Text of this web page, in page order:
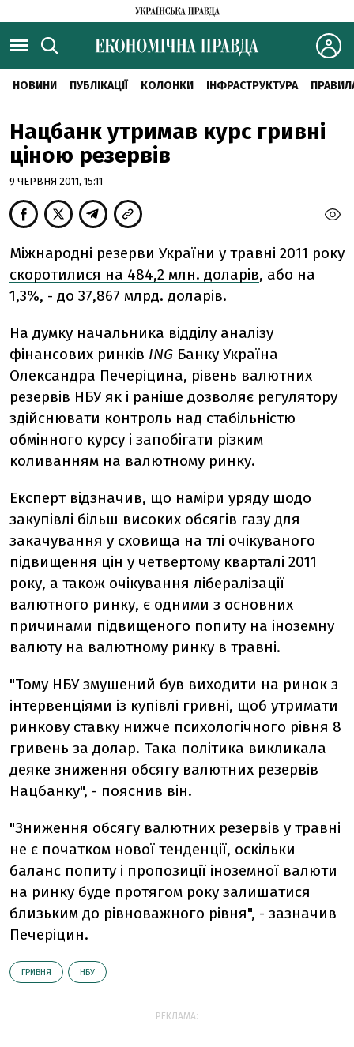
НОВИНИ ПУБЛІКАЦІЇ КОЛОНКИ ІНФРАСТРУКТУРА
Нацбанк утримав курс гривні
ціною резервів
9 ЧЕРВНЯ 2011, 15:11
Міжнародні резерви України у травні 2011 року
скоротилися на 484,2 млн. доларів, або на
1,3%, - до 37,867 млрд. доларів.
На думку начальника відділу аналізу
фінансових ринків ING Банку Україна
Олександра Печеріцина, рівень валютних
резервів НБУ як і раніше дозволяє регулятору
здійснювати контроль над стабільністю
обмінного курсу і запобігати різким
коливанням на валютному ринку.
Експерт відзначив, що наміри уряду щодо
закупівлі більш високих обсягів газу для
закачування у сховища на тлі очікуваного
підвищення цін у четвертому кварталі 2011
року, а також очікування лібералізації
валютного ринку, є одними з основних
причинами підвищеного попиту на іноземну
валюту на валютному ринку в травні.
"Тому НБУ змушений був виходити на ринок з
інтервенціями із купівлі гривні, щоб утримати
ринкову ставку нижче психологічного рівня 8
гривень за долар. Така політика викликала
деяке зниження обсягу валютних резервів
Нацбанку", - пояснив він.
"Зниження обсягу валютних резервів у травні
не є початком нової тенденції, оскільки
баланс попиту і пропозиції іноземної валюти
на ринку буде протягом року залишатися
близьким до рівноважного рівня", - зазначив
Печеріцин.
ГРИВНЯ НБУ
РЕКЛАМА: